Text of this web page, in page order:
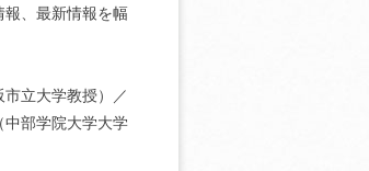
、最新情報を幅
立大学教授）／
部学院大学大学